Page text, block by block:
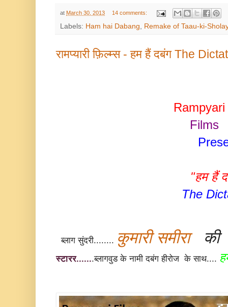
at March 30, 2013 14 comments:
Labels: Ham hai Dabang, Remake of Taau-ki-
रामप्यारी फ़िल्म्स - हम हैं दबंग The
Rampyari
Films
"हम हैं
The
ब्लाग सुंदरी........ कुमारी समीराकी
स्टारर.......ब्लागवुड के नामी दबंग हीरोज के साथ....